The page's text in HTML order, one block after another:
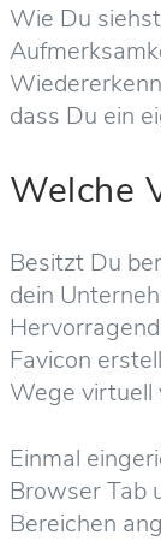
Wie Du
dass Du ein
Welche
Besitzt Du
dein
Favicon
Wege virtuell
Einmal
Browser Tab
Bereichen